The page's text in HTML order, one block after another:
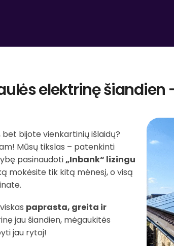
elektrinę
bijote vienkartinių išlaidų?
Mūsų tikslas – patenkinti
pasinaudoti „Inbank“ lizingu
mokėsite tik kitą mėnesį, o visą
paprasta, greita ir
jau šiandien, mėgaukitės
jau rytoj!